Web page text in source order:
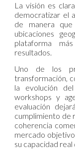
La visión es
democratizar el
de manera
ubicaciones
plataforma
resultados.
Uno de los
transformación,
la evolución
workshops y
evaluación
cumplimiento de
coherencia
mercado
su capacidad real